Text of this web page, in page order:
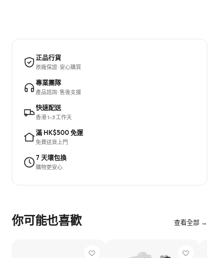
正品行貨
原廠保證 · 安心購買
專業團隊
產品諮詢 · 售後支援
快速配送
香港 1–3 工作天
滿 HK$500 免運
免費送貨上門
7 天壞包換
購物更安心
你可能也喜歡 查看全部 →